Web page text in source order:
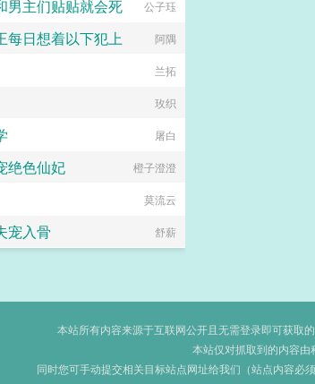
男主们贴贴就会死 公子珏
每日想着以下犯上 阿隅
兰拓
玫织
屠白
绝色仙妃 橙子澄澄
莫流云
宠入骨 舒薪
本站所有内容来源于互联网公开且无需登录即可获取
本站仅对抓取到的内容由
同时您可手动提交相关目标站点网址给我们（站点内容必